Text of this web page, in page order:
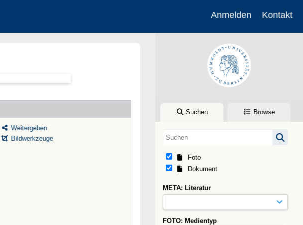
Anmelden Kontakt
Suchen Browse
Foto
Dokument
META: Literatur
FOTO: Medientyp
Weitergeben
Bildwerkzeuge